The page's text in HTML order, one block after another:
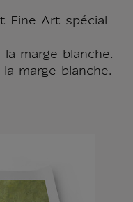
Fine Art spécial
marge blanche.
marge blanche.